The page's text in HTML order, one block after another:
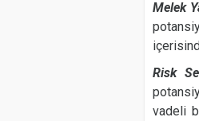
Melek
Risk
vadeli